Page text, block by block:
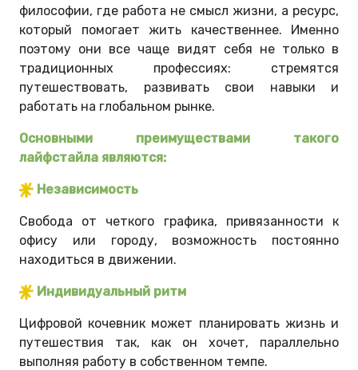
философии, где работа не смысл жизни, а ресурс,
который помогает жить качественнее. Именно
поэтому они все чаще видят себя не только в
традиционных профессиях: стремятся
путешествовать, развивать свои навыки и
работать на глобальном рынке.
Основными преимуществами такого
лайфстайла являются:
Независимость
Свобода от четкого графика, привязанности к
офису или городу, возможность постоянно
находиться в движении.
Индивидуальный ритм
Цифровой кочевник может планировать жизнь и
путешествия так, как он хочет, параллельно
выполняя работу в собственном темпе.